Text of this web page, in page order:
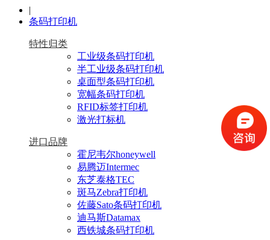
|
条码打印机
特性归类
工业级条码打印机
半工业级条码打印机
桌面型条码打印机
宽幅条码打印机
RFID标签打印机
激光打标机
进口品牌
霍尼韦尔honeywell
易腾迈Intermec
东芝泰格TEC
斑马Zebra打印机
佐藤Sato条码打印机
迪马斯Datamax
西铁城条码打印机